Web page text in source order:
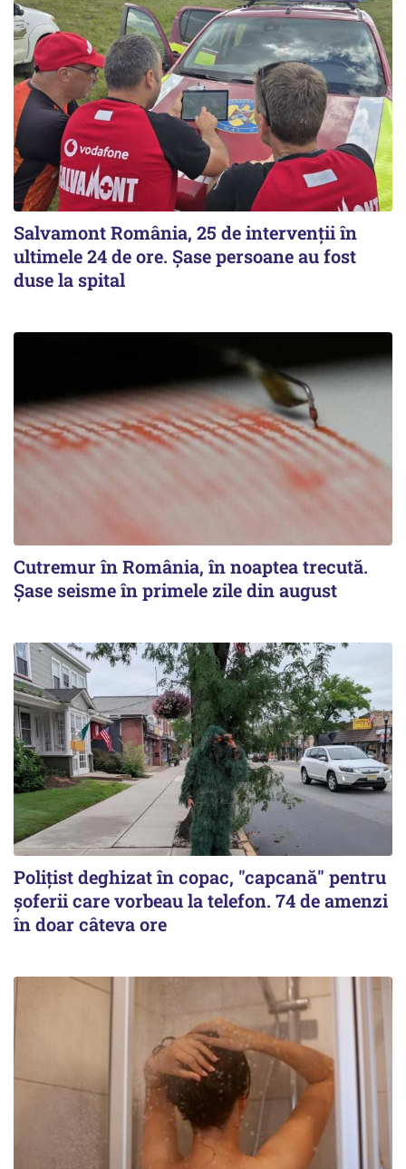
Salvamont România, 25 de intervenții în
ultimele 24 de ore. Șase persoane au fost
duse la spital
Cutremur în România, în noaptea trecută.
Șase seisme în primele zile din august
Polițist deghizat în copac, "capcană" pentru
șoferii care vorbeau la telefon. 74 de amenzi
în doar câteva ore